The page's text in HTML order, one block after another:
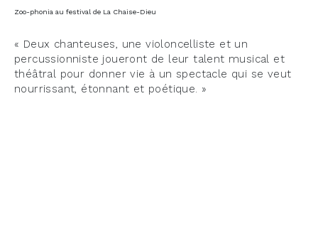
Zoo-phonia au festival de La Chaise-Dieu
« Deux chanteuses, une violoncelliste et un
percussionniste joueront de leur talent musical et
théâtral pour donner vie à un spectacle qui se veut
nourrissant, étonnant et poétique. »